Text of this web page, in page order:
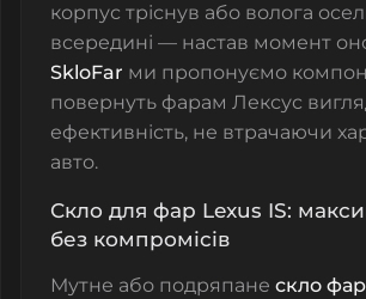
корпус тріснув або волога
всередині — настав момент
SkloFar ми пропонуємо
повернуть фарам Лексус
ефективність, не втрачаючи
авто.
Скло для фар Lexus IS:
без компромісів
Мутне або подряпане скло